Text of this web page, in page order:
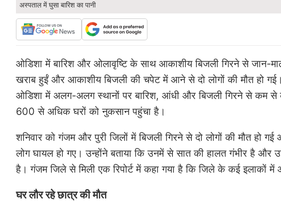
अस्पताल में घुसा बारिश का पानी
ओडिशा में बारिश और ओलावृष्टि के साथ आकाशीय बिजली गिरने से जान-
खराब हुईं और आकाशीय बिजली की चपेट में आने से दो लोगों की मौत हो
ओडिशा में अलग-अलग स्थानों पर बारिश, आंधी और बिजली गिरने से कम से
600 से अधिक घरों को नुकसान पहुंचा है।
शनिवार को गंजम और पुरी जिलों में बिजली गिरने से दो लोगों की मौत
लोग घायल हो गए। उन्होंने बताया कि उनमें से सात की हालत गंभीर है और
है। गंजम जिले से मिली एक रिपोर्ट में कहा गया है कि जिले के कई इलाकों
घर लौर रहे छात्र की मौत